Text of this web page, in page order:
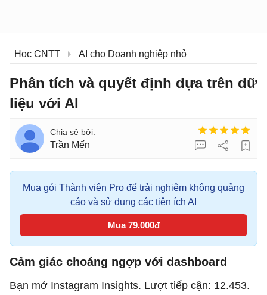
Học CNTT AI cho Doanh nghiệp nhỏ
Phân tích và quyết định dựa trên dữ
liệu với AI
Trần Mến
Mua gói Thành viên Pro để trải nghiệm không quảng
cáo và sử dụng các tiện ích AI
Mua 79.000đ
Cảm giác choáng ngợp với dashboard
Bạn mở Instagram Insights. Lượt tiếp cận: 12.453.